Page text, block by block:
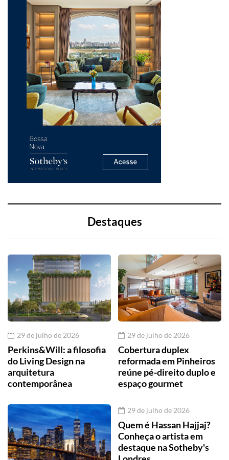
Destaques
29 de julho de 2026
Perkins&Will: a filosofia
do Living Design na
arquitetura
contemporânea
29 de julho de 2026
Cobertura duplex
reformada em Pinheiros
reúne pé-direito duplo e
espaço gourmet
29 de julho de 2026
Quem é Hassan Hajjaj?
Conheça o artista em
destaque na Sotheby's